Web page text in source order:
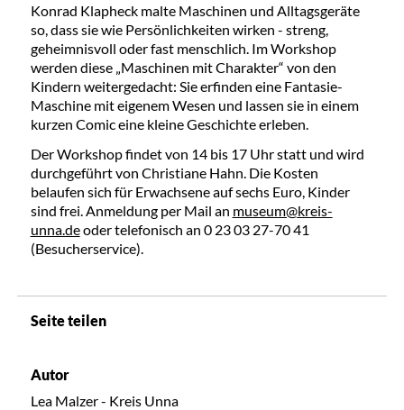
Konrad Klapheck malte Maschinen und Alltagsgeräte
so, dass sie wie Persönlichkeiten wirken - streng,
geheimnisvoll oder fast menschlich. Im Workshop
werden diese „Maschinen mit Charakter“ von den
Kindern weitergedacht: Sie erfinden eine Fantasie-
Maschine mit eigenem Wesen und lassen sie in einem
kurzen Comic eine kleine Geschichte erleben.
Der Workshop findet von 14 bis 17 Uhr statt und wird
durchgeführt von Christiane Hahn. Die Kosten
belaufen sich für Erwachsene auf sechs Euro, Kinder
sind frei. Anmeldung per Mail an museum@kreis-
unna.deoder telefonisch an 0 23 03 27-70 41
(Besucherservice).
Seite teilen
Autor
Lea Malzer - Kreis Unna